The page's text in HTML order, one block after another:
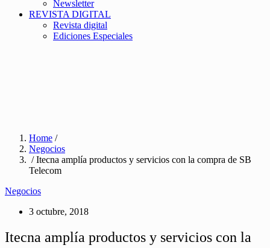
Newsletter
REVISTA DIGITAL
Revista digital
Ediciones Especiales
Home /
Negocios
/ Itecna amplía productos y servicios con la compra de SB
Telecom
Negocios
3 octubre, 2018
Itecna amplía productos y servicios con la